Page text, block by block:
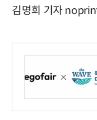
김명희 기자